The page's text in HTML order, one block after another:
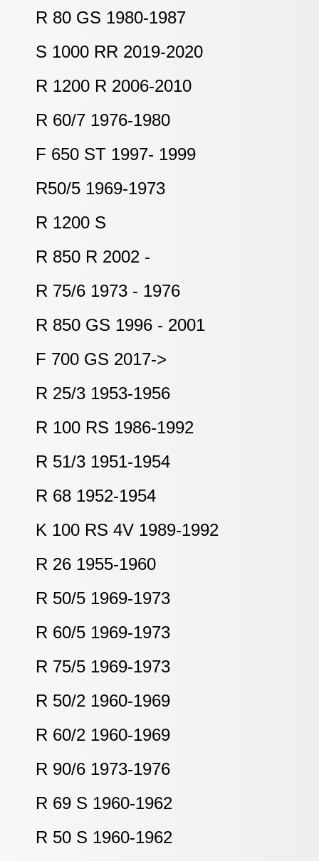
R 80 GS 1980-1987
S 1000 RR 2019-2020
R 1200 R 2006-2010
R 60/7 1976-1980
F 650 ST 1997- 1999
R50/5 1969-1973
R 1200 S
R 850 R 2002 -
R 75/6 1973 - 1976
R 850 GS 1996 - 2001
F 700 GS 2017->
R 25/3 1953-1956
R 100 RS 1986-1992
R 51/3 1951-1954
R 68 1952-1954
K 100 RS 4V 1989-1992
R 26 1955-1960
R 50/5 1969-1973
R 60/5 1969-1973
R 75/5 1969-1973
R 50/2 1960-1969
R 60/2 1960-1969
R 90/6 1973-1976
R 69 S 1960-1962
R 50 S 1960-1962